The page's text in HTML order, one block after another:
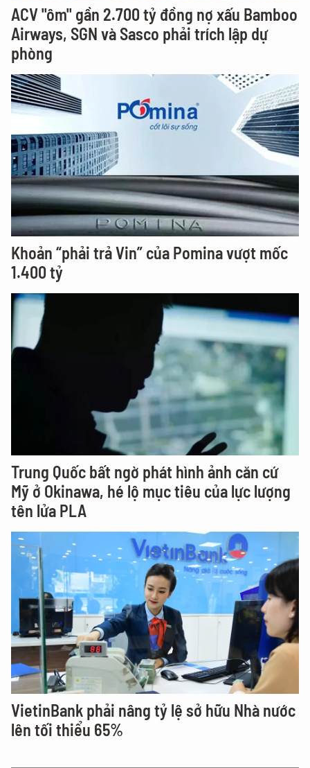
ACV "ôm" gần 2.700 tỷ đồng nợ xấu Bamboo
Airways, SGN và Sasco phải trích lập dự
phòng
Khoản “phải trả Vin” của Pomina vượt mốc
1.400 tỷ
Trung Quốc bất ngờ phát hình ảnh căn cứ
Mỹ ở Okinawa, hé lộ mục tiêu của lực lượng
tên lửa PLA
VietinBank phải nâng tỷ lệ sở hữu Nhà nước
lên tối thiểu 65%